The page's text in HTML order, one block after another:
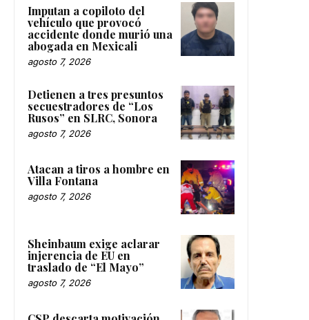
Imputan a copiloto del
vehículo que provocó
accidente donde murió una
abogada en Mexicali
agosto 7, 2026
Detienen a tres presuntos
secuestradores de “Los
Rusos” en SLRC, Sonora
agosto 7, 2026
Atacan a tiros a hombre en
Villa Fontana
agosto 7, 2026
Sheinbaum exige aclarar
injerencia de EU en
traslado de “El Mayo”
agosto 7, 2026